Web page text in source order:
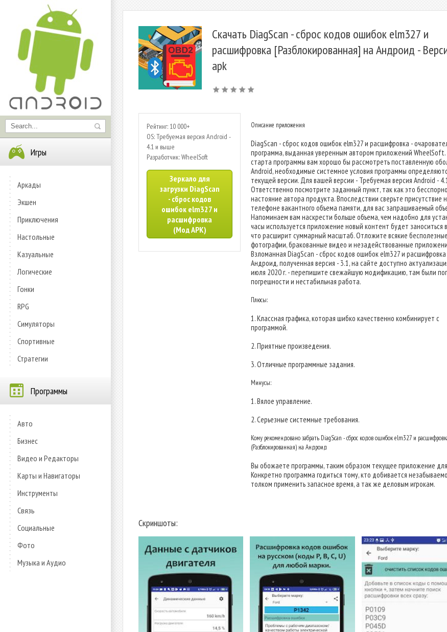
Игры
Аркады
Экшен
Приключения
Настольные
Казуальные
Логические
Гонки
RPG
Симуляторы
Спортивные
Стратегии
Программы
Авто
Бизнес
Видео и Редакторы
Карты и Навигаторы
Инструменты
Связь
Социальные
Фото
Музыка и Аудио
Скачать DiagScan - сброс кодов ошибок elm327 и
расшифровка [Разблокированная] на Андроид -
apk
Рейтинг: 10 000+
OS: Требуемая версия Android -
4.1 и выше
Разработчик: WheelSoft
Зеркало для
загрузки DiagScan
- сброс кодов
ошибок elm327 и
расшифровка
(Мод APK)
Описание приложения
DiagScan - сброс кодов ошибок elm327 и расшифровка -
программа, выданная уверенным автором приложений
старта программы вам хорошо бы рассмотреть поставленную
Android, необходимые системное условия программы
текущей версии. Для вашей версии - Требуемая версия Android -
Ответственно посмотрите заданный пункт, так как это
настояние автора продукта. Впоследствии сверьте присутствие
телефоне вакантного объема памяти, для вас запрашиваемый
Напоминаем вам наскрести больше объема, чем надобно для
часы используется приложение новый контент будет заноситься
что расширит суммарный масштаб. Отложите всякие бесполезные
фотографии, бракованные видео и незадействованные
Взломанная DiagScan - сброс кодов ошибок elm327 и
Андроид, полученная версия - 3.1, на сайте доступно
июля 2020 г. - перепишите свежайшую модификацию, там были
погрешности и нестабильная работа.
Плюсы:
1. Классная графика, которая шибко качественно комбинирует с
программой.
2. Приятные произведения.
3. Отличные программные задания.
Минусы:
1. Вялое управление.
2. Серьезные системные требования.
Кому рекомендовано забрать DiagScan - сброс кодов ошибок elm327 и
(Разблокированная) на Андроид
Вы обожаете программы, таким образом текущее приложение
Конкретно программа годиться тому, кто добивается
толком применить запасное время, а так же деловым игрокам.
Скриншоты: